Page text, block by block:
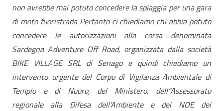
non avrebbe mai potuto concedere la spiaggia per una gara
di moto fuoristrada Pertanto ci chiediamo chi abbia potuto
concedere le autorizzazioni alla corsa denominata
Sardegna Adventure Off Road, organizzata dalla società
BIKE VILLAGE SRL di Senago e quindi chiediamo un
intervento urgente del Corpo di Vigilanza Ambientale di
Tempio e di Nuoro, del Ministero, dell”Assessorato
regionale alla Difesa dell’Ambiente e dei NOE dei